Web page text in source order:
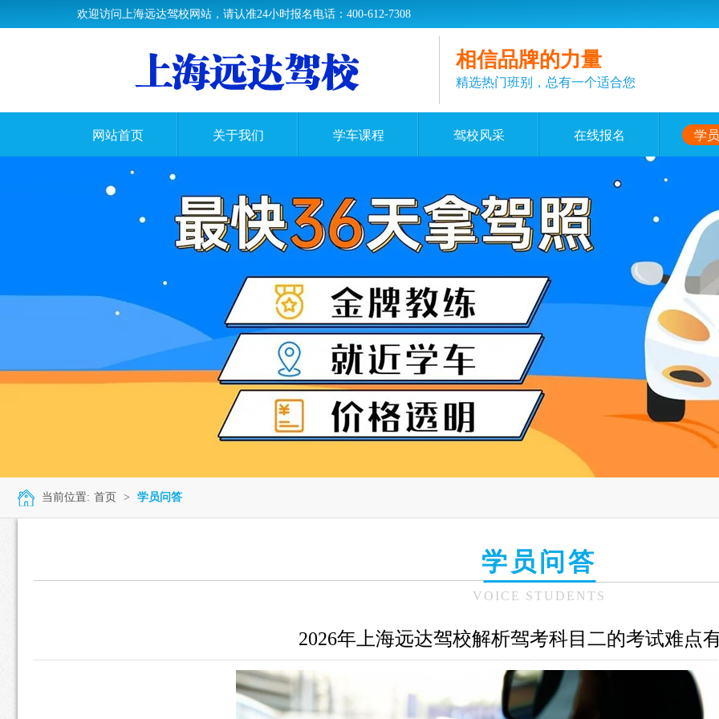
欢迎访问上海远达驾校网站，请认准24小时报名电话：400-612-7308
相信品牌的力量
精选热门班别，总有一个适合您
网站首页 关于我们 学车课程 驾校风采 在线报名 学
当前位置: 首页 > 学员问答
学员问答
VOICE STUDENTS
2026年上海远达驾校解析驾考科目二的考试难点